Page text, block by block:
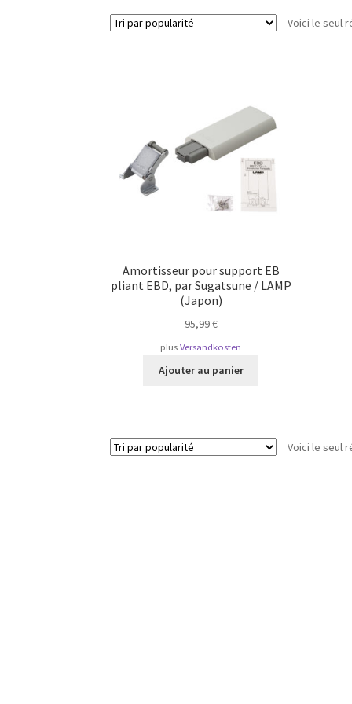
Voici le seul
Amortisseur pour support EB
pliant EBD, par Sugatsune / LAMP
(Japon)
95,99€
plusVersandkosten
Ajouter au panier
Voici le seul